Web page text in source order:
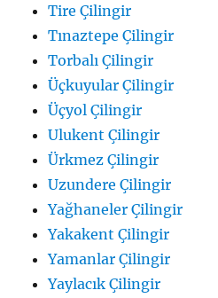
Tire Çilingir
Tınaztepe Çilingir
Torbalı Çilingir
Üçkuyular Çilingir
Üçyol Çilingir
Ulukent Çilingir
Ürkmez Çilingir
Uzundere Çilingir
Yağhaneler Çilingir
Yakakent Çilingir
Yamanlar Çilingir
Yaylacık Çilingir